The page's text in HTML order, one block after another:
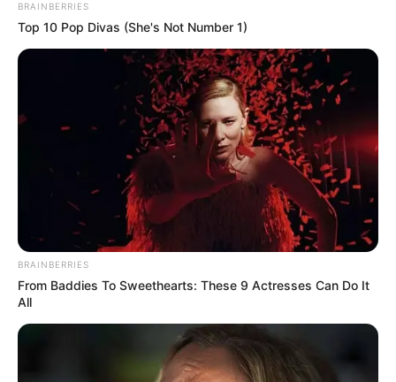
BRAINBERRIES
Top 10 Pop Divas (She's Not Number 1)
BRAINBERRIES
From Baddies To Sweethearts: These 9 Actresses Can Do It
All